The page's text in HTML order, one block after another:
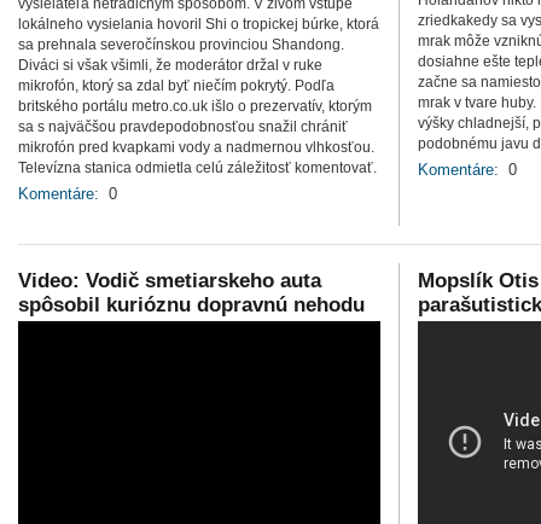
vysielateľa netradičným spôsobom. V živom vstupe
lokálneho vysielania hovoril Shi o tropickej búrke, ktorá
sa prehnala severočínskou provinciou Shandong.
Diváci si však všimli, že moderátor držal v ruke
mikrofón, ktorý sa zdal byť niečím pokrytý. Podľa
britského portálu metro.co.uk išlo o prezervatív, ktorým
sa s najväčšou pravdepodobnosťou snažil chrániť
mikrofón pred kvapkami vody a nadmernou vlhkosťou.
Televízna stanica odmietla celú záležitosť komentovať.
Komentáre: 0
zriedkakedy sa
mrak môže
dosiahne ešte
začne sa
mrak v tvare
výšky chladnejší,
podobnému javu
Komentáre: 0
Video: Vodič smetiarskeho auta
spôsobil kurióznu dopravnú nehodu
Mopslík